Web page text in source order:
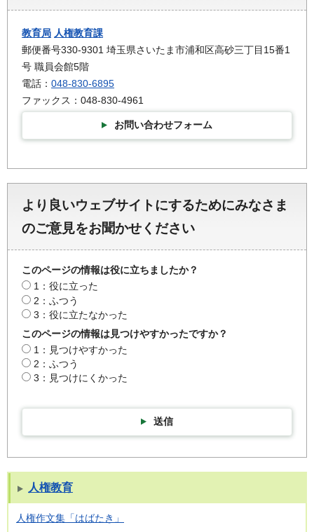
教育局 人権教育課
郵便番号330-9301 埼玉県さいたま市浦和区高砂三丁目15番1
号 職員会館5階
電話： 048-830-6895
ファックス：048-830-4961
お問い合わせフォーム
より良いウェブサイトにするためにみなさま
のご意見をお聞かせください
このページの情報は役に立ちましたか？
1：役に立った
2：ふつう
3：役に立たなかった
このページの情報は見つけやすかったですか？
1：見つけやすかった
2：ふつう
3：見つけにくかった
送信
人権教育
人権作文集「はばたき」